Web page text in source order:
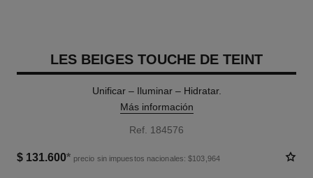
LES BEIGES TOUCHE DE TEINT
Unificar – Iluminar – Hidratar.
Más información
Ref. 184576
$ 131.600* precio sin impuestos nacionales: $103,964